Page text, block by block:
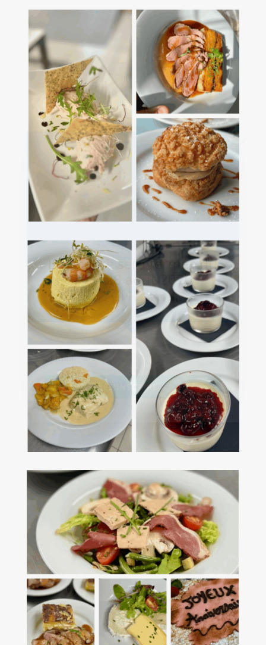
L'Auberge sera fermée du
3 au 28 août 2026
Pour suivre nos actualités
S'INSCRIRE